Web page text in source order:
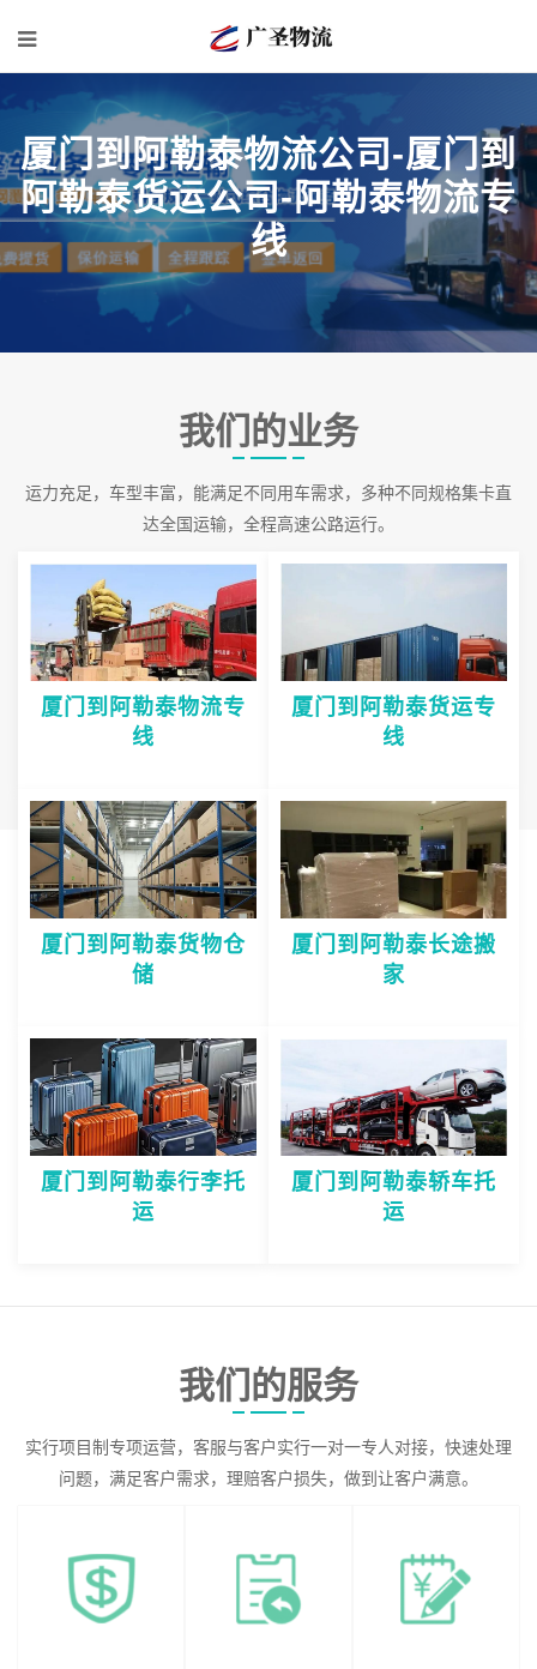
厦门到阿勒泰物流公司-厦门到
阿勒泰货运公司-阿勒泰物流专
线
我们的业务
运力充足，车型丰富，能满足不同用车需求，多种不同规格集卡直
达全国运输，全程高速公路运行。
厦门到阿勒泰物流专
线
厦门到阿勒泰货运专
线
厦门到阿勒泰货物仓
储
厦门到阿勒泰长途搬
家
厦门到阿勒泰行李托
运
厦门到阿勒泰轿车托
运
我们的服务
实行项目制专项运营，客服与客户实行一对一专人对接，快速处理
问题，满足客户需求，理赔客户损失，做到让客户满意。